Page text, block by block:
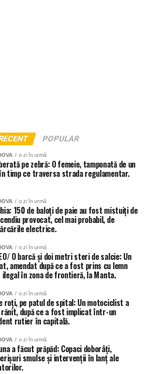
POPULAR
o zi în urmă
pe zebră: O femeie, tamponată de un
timp ce traversa strada regulamentar.
o zi în urmă
150 de baloți de paie au fost mistuiți de
provocat, cel mai probabil, de
electrice.
o zi în urmă
O barcă și doi metri steri de salcie: Un
amendat după ce a fost prins cu lemn
în zona de frontieră, la Manta.
o zi în urmă
roți, pe patul de spital: Un motociclist a
după ce a fost implicat într-un
rutier în capitală.
o zi în urmă
a făcut prăpăd: Copaci doborâți,
smulse și intervenții în lanț ale